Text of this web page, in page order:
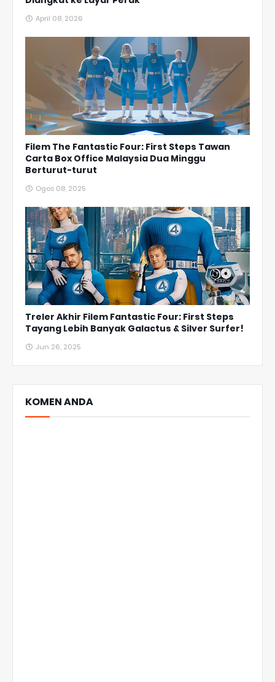
April 08, 2026
Filem The Fantastic Four: First Steps Tawan
Carta Box Office Malaysia Dua Minggu
Berturut-turut
Ogos 08, 2025
Treler Akhir Filem Fantastic Four: First Steps
Tayang Lebih Banyak Galactus & Silver Surfer!
Jun 26, 2025
KOMEN ANDA